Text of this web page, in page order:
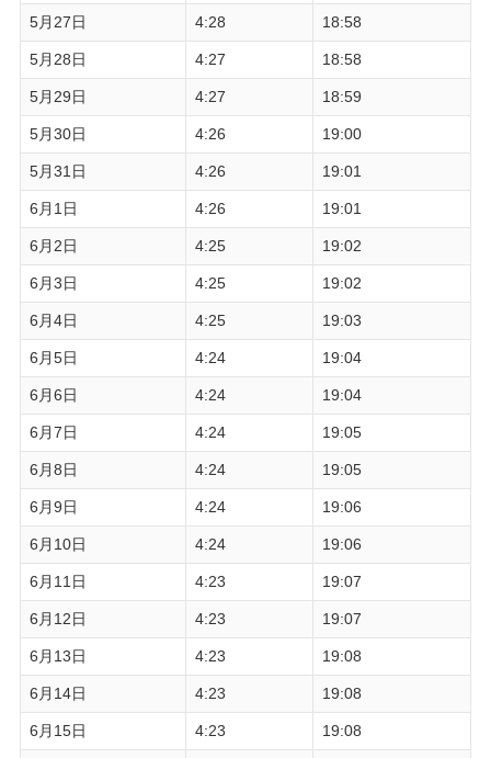
5月27日 4:28 18:58
5月28日 4:27 18:58
5月29日 4:27 18:59
5月30日 4:26 19:00
5月31日 4:26 19:01
6月1日 4:26 19:01
6月2日 4:25 19:02
6月3日 4:25 19:02
6月4日 4:25 19:03
6月5日 4:24 19:04
6月6日 4:24 19:04
6月7日 4:24 19:05
6月8日 4:24 19:05
6月9日 4:24 19:06
6月10日 4:24 19:06
6月11日 4:23 19:07
6月12日 4:23 19:07
6月13日 4:23 19:08
6月14日 4:23 19:08
6月15日 4:23 19:08